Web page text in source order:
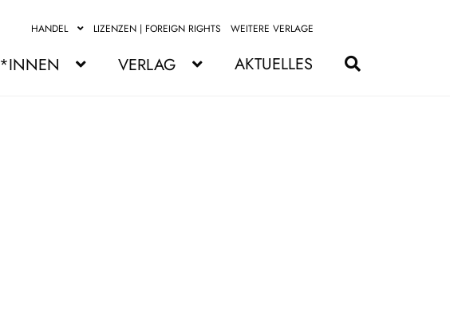
HANDEL LIZENZEN | FOREIGN RIGHTS WEITERE VERLAGE
springen
springen
VERLAG AKTUELLES